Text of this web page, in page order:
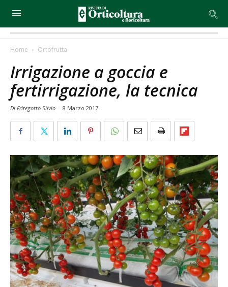
Home Ortofrutta
Irrigazione a goccia e
fertirrigazione, la tecnica
Di Fritegotto Silvio - 8 Marzo 2017